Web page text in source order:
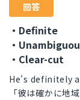
回答
・Definite
・
・Clear-cut
He's definitely
「彼は確かに地